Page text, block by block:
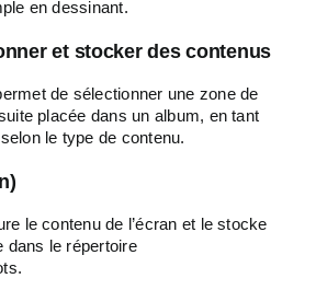
en dessinant.
et stocker des contenus
de sélectionner une zone de
placée dans un album, en tant
le type de contenu.
le contenu de l’écran et le stocke
dans le répertoire